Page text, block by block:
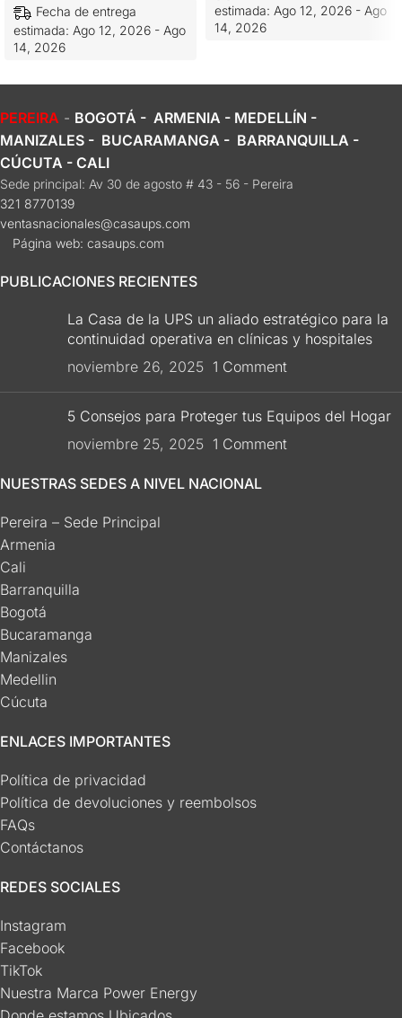
Fecha de entrega
estimada: Ago 12, 2026 - Ago
14, 2026
estimada: Ago 12, 2026 - Ago
14, 2026
PEREIRA - BOGOTÁ - ARMENIA - MEDELLÍN -
MANIZALES - BUCARAMANGA - BARRANQUILLA -
CÚCUTA - CALI
Sede principal: Av 30 de agosto # 43 - 56 - Pereira
321 8770139
ventasnacionales@casaups.com
Página web: casaups.com
PUBLICACIONES RECIENTES
La Casa de la UPS un aliado estratégico para la
continuidad operativa en clínicas y hospitales
noviembre 26, 2025 1 Comment
5 Consejos para Proteger tus Equipos del Hogar
noviembre 25, 2025 1 Comment
NUESTRAS SEDES A NIVEL NACIONAL
Pereira – Sede Principal
Armenia
Cali
Barranquilla
Bogotá
Bucaramanga
Manizales
Medellin
Cúcuta
ENLACES IMPORTANTES
Política de privacidad
Política de devoluciones y reembolsos
FAQs
Contáctanos
REDES SOCIALES
Instagram
Facebook
TikTok
Nuestra Marca Power Energy